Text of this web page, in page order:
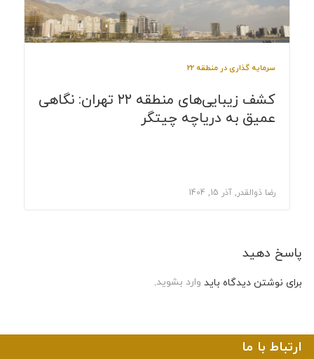
سرمایه گذاری در منطقه 22
کشف زیبایی‌های منطقه ۲۲ تهران: نگاهی
عمیق به دریاچه چیتگر
رضا ذوالقدر, آذر 15, 1404
پاسخ دهید
برای نوشتن دیدگاه بایدوارد بشوید.
ارتباط با ما